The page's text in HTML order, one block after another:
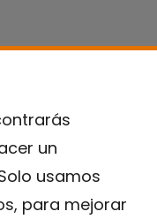
un
usamos
para mejorar